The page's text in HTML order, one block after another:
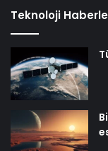
Teknoloji